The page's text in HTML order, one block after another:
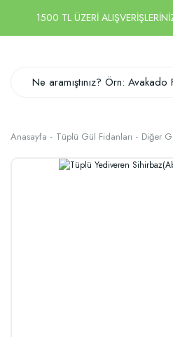
1500 TL ÜZERİ
Anasayfa Tüplü Gül Fidanları Diğer